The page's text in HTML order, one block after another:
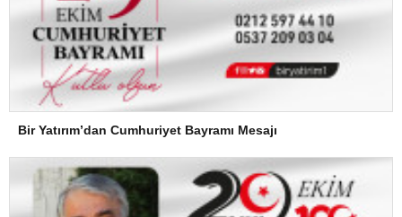
Bir Yatırım’dan Cumhuriyet Bayramı Mesajı